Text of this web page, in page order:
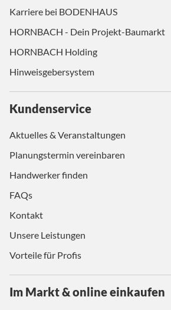
Karriere bei BODENHAUS
HORNBACH - Dein Projekt-Baumarkt
HORNBACH Holding
Hinweisgebersystem
Kundenservice
Aktuelles & Veranstaltungen
Planungstermin vereinbaren
Handwerker finden
FAQs
Kontakt
Unsere Leistungen
Vorteile für Profis
Im Markt & online einkaufen